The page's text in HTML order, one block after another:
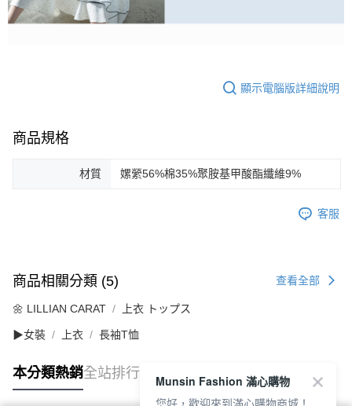
顯示電腦版詳細說明
商品規格
材質 嫘縈56%棉35%聚胺基甲酸酯纖維9%
客服
商品相關分類 (5) 查看全部
🌼 LILLIAN CARAT 上衣 トップス
▶女裝 上衣 長袖T恤
本分類熱銷全站排行
Munsin Fashion 滿心購物
您好，歡迎來到滿心購物商城！